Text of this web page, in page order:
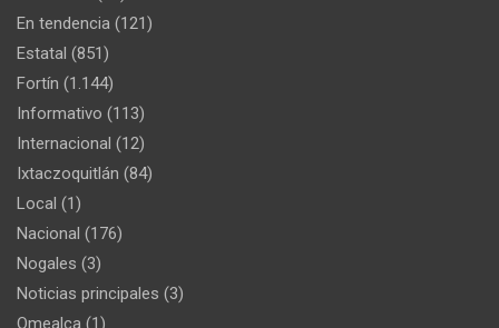
En tendencia (121)
Estatal (851)
Fortín (1.144)
Informativo (113)
Internacional (12)
Ixtaczoquitlán (84)
Local (1)
Nacional (176)
Nogales (3)
Noticias principales (3)
Omealca (1)